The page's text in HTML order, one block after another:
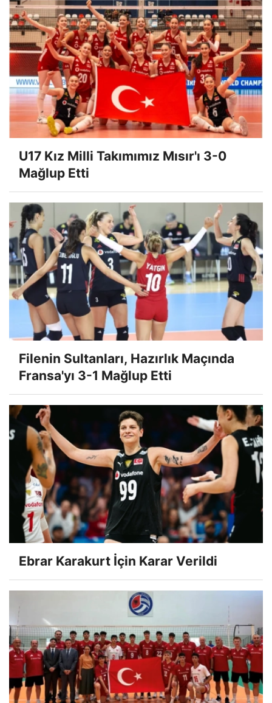
U17 Kız Milli Takımımız Mısır'ı 3-0
Mağlup Etti
Filenin Sultanları, Hazırlık Maçında
Fransa'yı 3-1 Mağlup Etti
Ebrar Karakurt İçin Karar Verildi